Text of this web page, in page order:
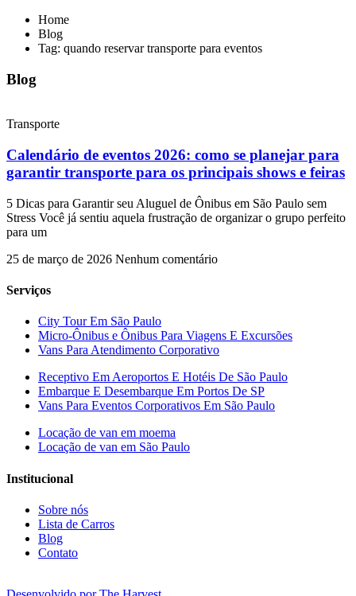
Home
Blog
Tag: quando reservar transporte para eventos
Blog
Transporte
Calendário de eventos 2026: como se planejar para
garantir transporte para os principais shows e feiras
5 Dicas para Garantir seu Aluguel de Ônibus em São Paulo sem
Stress Você já sentiu aquela frustração de organizar o grupo perfeito
para um
25 de março de 2026 Nenhum comentário
Serviços
City Tour Em São Paulo
Micro-Ônibus e Ônibus Para Viagens E Excursões
Vans Para Atendimento Corporativo
Receptivo Em Aeroportos E Hotéis De São Paulo
Embarque E Desembarque Em Portos De SP
Vans Para Eventos Corporativos Em São Paulo
Locação de van em moema
Locação de van em São Paulo
Institucional
Sobre nós
Lista de Carros
Blog
Contato